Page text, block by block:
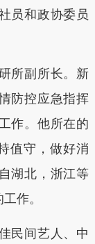
员和政协委员
所副所长。新
防控应急指挥
作。他所在的
值守，做好消
湖北，浙江等
作。
民间艺人、中